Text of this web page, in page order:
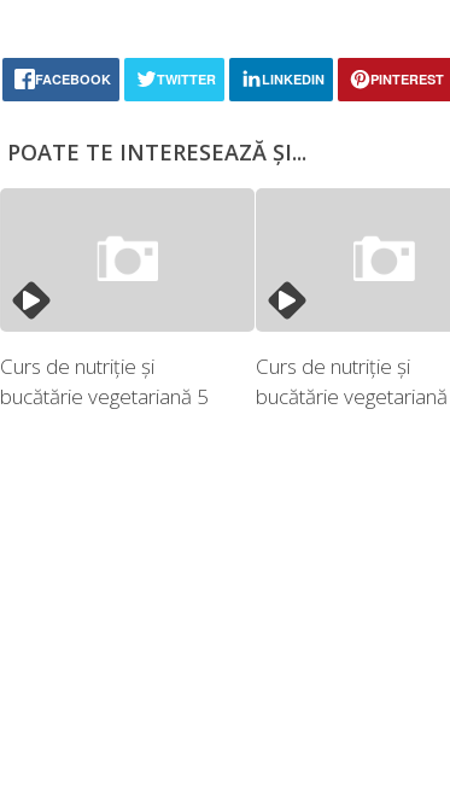
FACEBOOK TWITTER LINKEDIN PINTEREST
POATE TE INTERESEAZĂ ȘI...
Curs de nutriție și
bucătărie vegetariană 5
Curs de nutriție și
bucătărie